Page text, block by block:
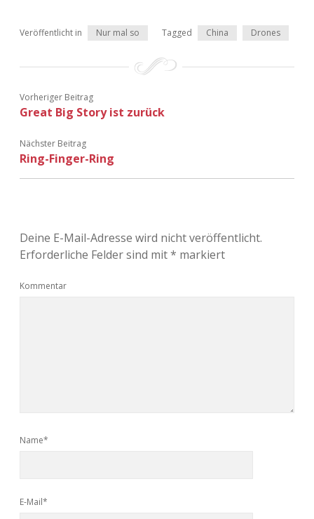
Veröffentlicht in Nur mal so Tagged China Drones
Vorheriger Beitrag
Great Big Story ist zurück
Nächster Beitrag
Ring-Finger-Ring
Deine E-Mail-Adresse wird nicht veröffentlicht.
Erforderliche Felder sind mit* markiert
Kommentar
Name*
E-Mail*